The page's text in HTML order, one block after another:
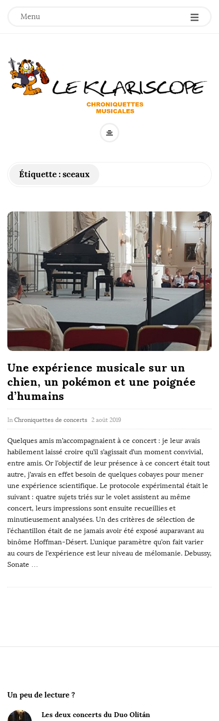
Menu
a
r
i
s
c
o
p
e
Étiquette :sceaux
Une expérience musicale sur un
chien, un pokémon et une poignée
d’humains
In Chroniquettes de concerts
P
b
i
s
h
D
t
e
2 août 2019
Quelques amis m’accompagnaient à ce concert : je leur avais
habilement laissé croire qu’il s’agissait d’un moment convivial,
entre amis. Or l’objectif de leur présence à ce concert était tout
autre, j’avais en effet besoin de quelques cobayes pour mener
une expérience scientifique. Le protocole expérimental était le
suivant : quatre sujets triés sur le volet assistent au même
concert, leurs impressions sont ensuite recueillies et
minutieusement analysées. Un des critères de sélection de
l’échantillon était de ne jamais avoir été exposé auparavant au
binôme Hoffman-Désert. L’unique paramètre qu’on fait varier
au cours de l’expérience est leur niveau de mélomanie. Debussy,
Sonate …
Un peu de lecture ?
Les deux concerts du Duo Olitán